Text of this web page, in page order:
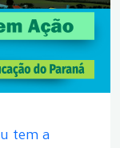
tem a